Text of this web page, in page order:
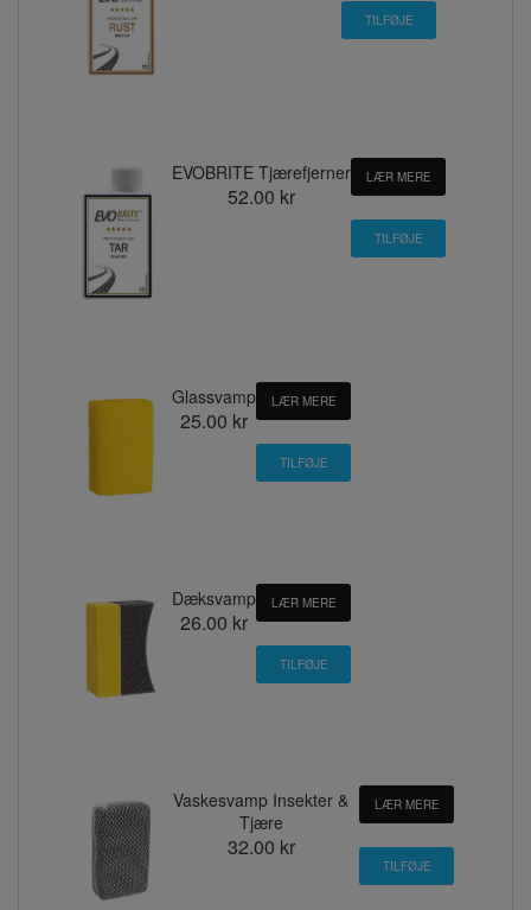
EVOBRITE Tjærefjerner
52.00 kr
LÆR MERE
Glassvamp
25.00 kr
LÆR MERE
Dæksvamp
26.00 kr
LÆR MERE
Vaskesvamp Insekter &
Tjære
32.00 kr
LÆR MERE